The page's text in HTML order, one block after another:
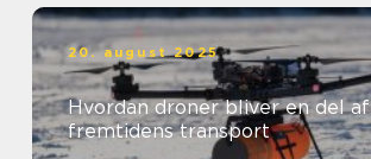
20. august 2025
Hvordan droner bliver en del af
fremtidens transport